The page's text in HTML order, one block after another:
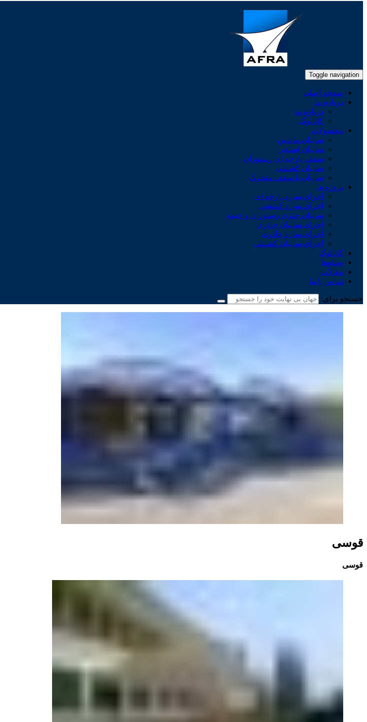
Toggle navigation
صفحه اصلی
درباره ما
درباره ما
کاتالوگ
محصولات
سایبان ماشین
سایبان استخر
سقف پارچه ای رستوران
سایبان کششی
سایبان یا سقف متحرک
پروژه ها
اجرای سازه پارچه ای
اجرای سازه کششی
سایبان چتری رستوران و خیمه
اجرای سایبان چادری
اجرای سازه چادری
اجرای سایبان کششی
کاتالوگ
ویدئوها
مقالات
تماس با ما
جستجو برای:
قوسی
قوسی